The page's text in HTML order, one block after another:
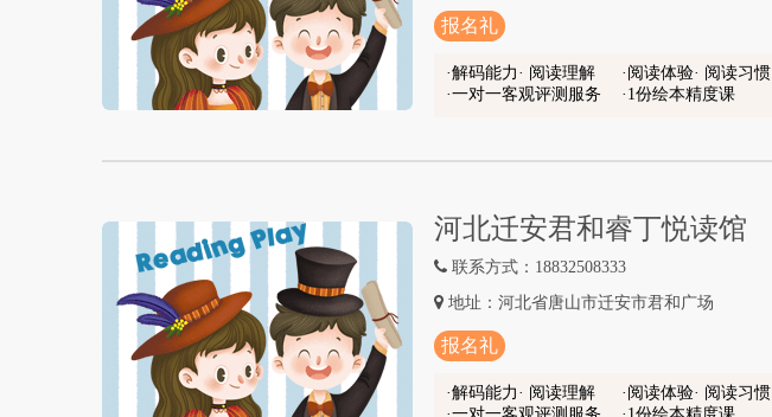
报名礼
解码能力· 阅读理解
阅读体验· 阅读习惯
一对一客观评测服务
1份绘本精度课
河北迁安君和睿丁悦读馆
联系方式：18832508333
地址：河北省唐山市迁安市君和广场
报名礼
解码能力· 阅读理解
阅读体验· 阅读习惯